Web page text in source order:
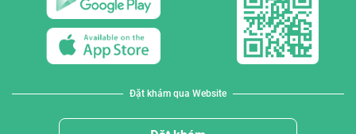
Đặt khám qua Website